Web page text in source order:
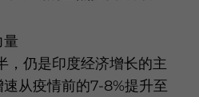
量
，仍是印度经济增长的主
从疫情前的7-8%提升至